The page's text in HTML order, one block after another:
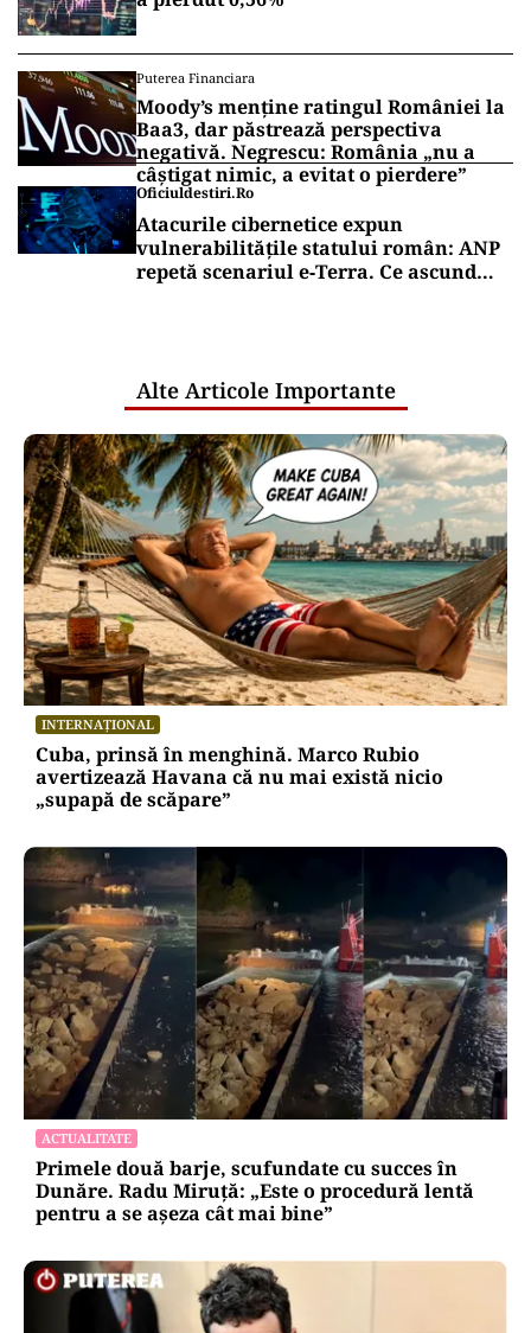
Puterea Financiara
Moody’s menține ratingul României la
Baa3, dar păstrează perspectiva
negativă. Negrescu: România „nu a
câștigat nimic, a evitat o pierdere”
Oficiuldestiri.ro
Atacurile cibernetice expun
vulnerabilitățile statului român: ANP
repetă scenariul e‑Terra. Ce ascund
Alte Articole Importante
INTERNAȚIONAL
Cuba, prinsă în menghină. Marco Rubio
avertizează Havana că nu mai există nicio
„supapă de scăpare”
ACTUALITATE
Primele două barje, scufundate cu succes în
Dunăre. Radu Miruță: „Este o procedură lentă
pentru a se așeza cât mai bine”